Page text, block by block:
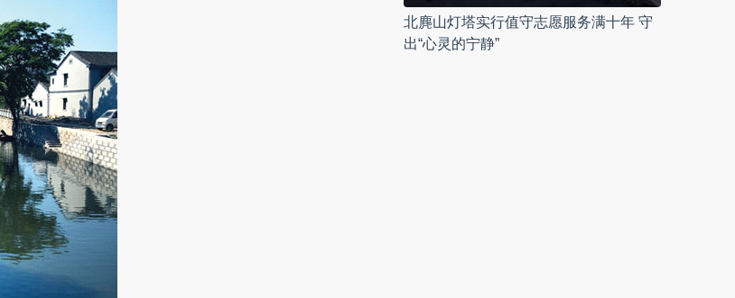
北麂山灯塔实行值守志愿服务满十年 守
出“心灵的宁静”